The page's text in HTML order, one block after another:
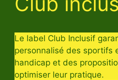
Le label Club Inclusif
personnalisé des sportifs
handicap et des
optimiser leur pratique.